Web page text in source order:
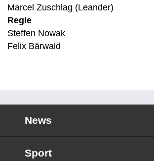
Marcel Zuschlag (Leander)
Regie
Steffen Nowak
Felix Bärwald
News
Sport